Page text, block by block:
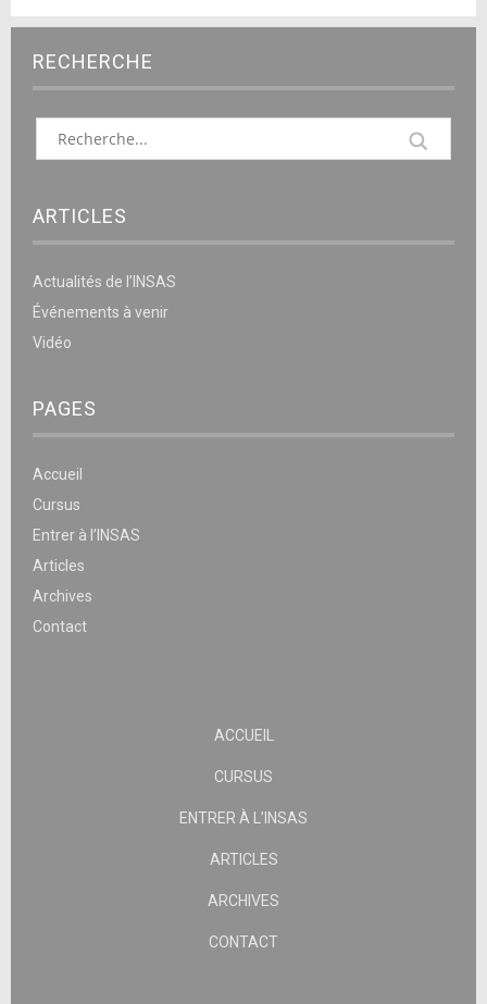
RECHERCHE
ARTICLES
Actualités de l’INSAS
Événements à venir
Vidéo
PAGES
Accueil
Cursus
Entrer à l’INSAS
Articles
Archives
Contact
ACCUEIL
CURSUS
ENTRER À L’INSAS
ARTICLES
ARCHIVES
CONTACT